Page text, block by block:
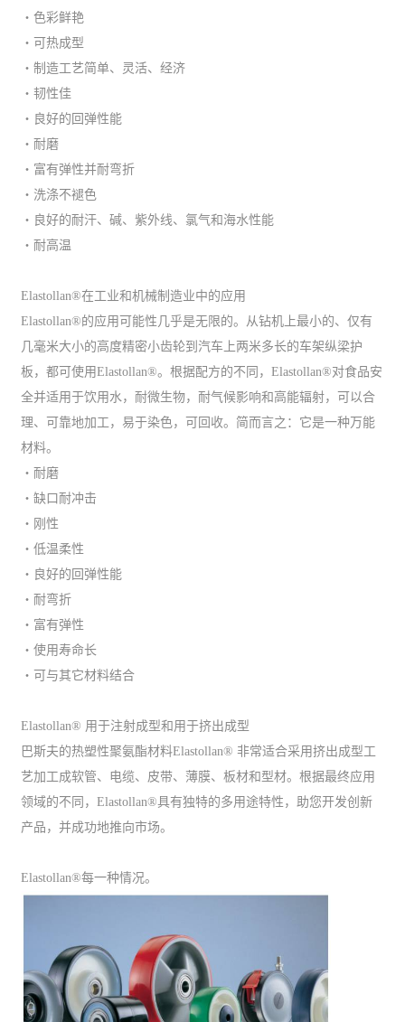
・色彩鲜艳
・可热成型
・制造工艺简单、灵活、经济
・韧性佳
・良好的回弹性能
・耐磨
・富有弹性并耐弯折
・洗涤不褪色
・良好的耐汗、碱、紫外线、氯气和海水性能
・耐高温
Elastollan®在工业和机械制造业中的应用
Elastollan®的应用可能性几乎是无限的。从钻机上最小的、仅有
几毫米大小的高度精密小齿轮到汽车上两米多长的车架纵梁护
板，都可使用Elastollan®。根据配方的不同，Elastollan®对食品安
全并适用于饮用水，耐微生物，耐气候影响和高能辐射，可以合
理、可靠地加工，易于染色，可回收。简而言之：它是一种万能
材料。
・耐磨
・缺口耐冲击
・刚性
・低温柔性
・良好的回弹性能
・耐弯折
・富有弹性
・使用寿命长
・可与其它材料结合
Elastollan® 用于注射成型和用于挤出成型
巴斯夫的热塑性聚氨酯材料Elastollan® 非常适合采用挤出成型工
艺加工成软管、电缆、皮带、薄膜、板材和型材。根据最终应用
领域的不同，Elastollan®具有独特的多用途特性，助您开发创新
产品，并成功地推向市场。
Elastollan®每一种情况。